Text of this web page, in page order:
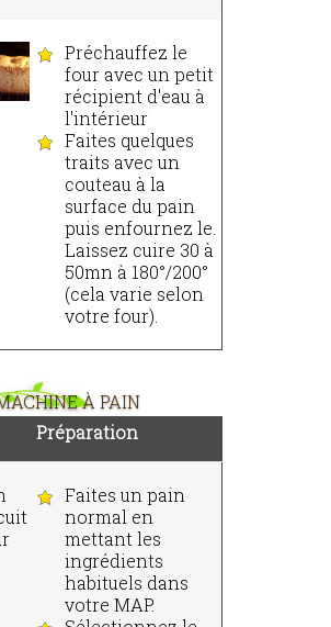
Préchauffez le
four avec un petit
récipient d'eau à
l'intérieur
Faites quelques
traits avec un
couteau à la
surface du pain
puis enfournez le.
Laissez cuire 30 à
50mn à 180°/200°
(cela varie selon
votre four).
À PAIN
Préparation
Faites un pain
normal en
mettant les
ingrédients
habituels dans
votre MAP.